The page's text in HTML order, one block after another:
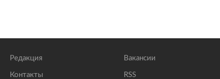
Редакция
Контакты
Вакансии
RSS